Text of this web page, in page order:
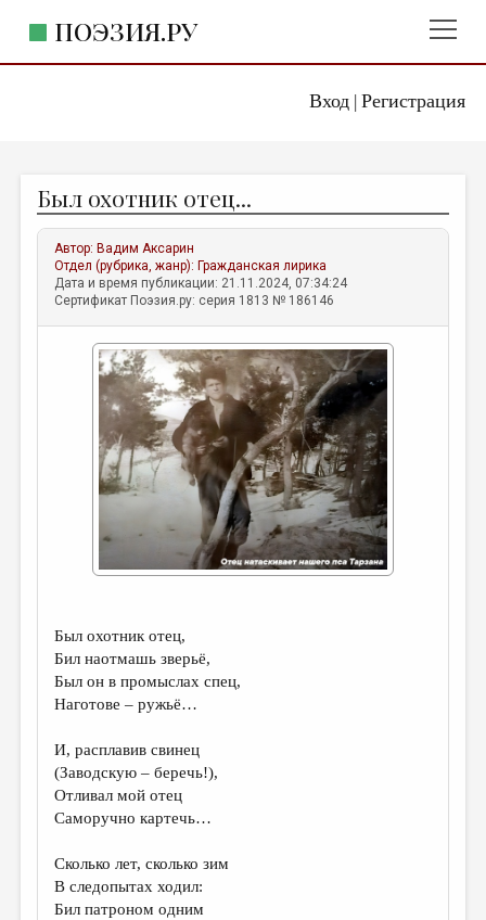
Вход| Регистрация
ПОЭЗИЯ.РУ
ЖАНРЫ
АВТОРЫ
КОММЕНТАРИИ
ЛИТСАЛОН
ПРАВИЛА САЙТА
ОТДЕЛЫ И РУБРИКИ
ИЗБРАННОЕ
КОНКУРСЫ
ДЕТСКАЯ КОМНАТА
КНИЖНАЯ ПОЛКА
ОБЗОР ЛИТЕРАТУРЫ
СТРАНИЦЫ ПАМЯТИ
ОБЪЯВЛЕНИЯ
КОЛОНКА РЕДАКТОРА
РЕДКОЛЛЕГИЯ
Был охотник отец...
Автор: Вадим Аксарин
Отдел (рубрика, жанр): Гражданская лирика
Дата и время публикации: 21.11.2024, 07:34:24
Сертификат Поэзия.ру: серия 1813 № 186146
Был охотник отец,
Бил наотмашь зверьё,
Был он в промыслах спец,
Наготове – ружьё…
И, расплавив свинец
(Заводскую – беречь!),
Отливал мой отец
Саморучно картечь…
Сколько лет, сколько зим
В следопытах ходил:
Бил патроном одним